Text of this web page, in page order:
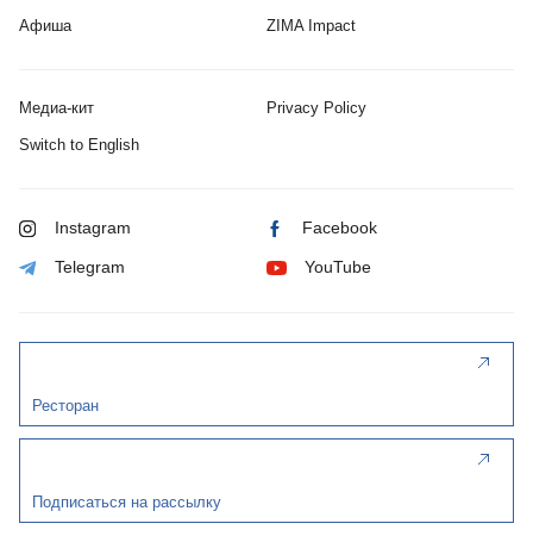
Афиша ZIMA Impact
Медиа-кит Privacy Policy
Switch to English
Instagram Facebook
Telegram YouTube
Ресторан
Подписаться на рассылку